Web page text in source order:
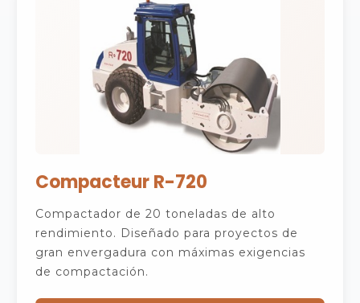
Compacteur R-720
Compactador de 20 toneladas de alto
rendimiento. Diseñado para proyectos de
gran envergadura con máximas exigencias
de compactación.